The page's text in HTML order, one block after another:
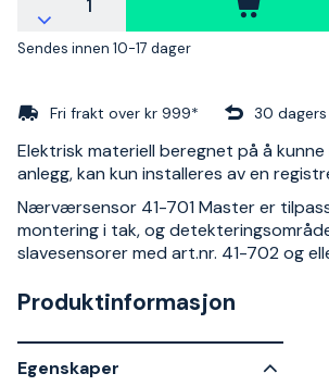
Sendes innen 10-17 dager
Fri frakt over kr 999* 30
Elektrisk materiell beregnet på å
anlegg, kan kun installeres av en
Nærværsensor 41-701 Master er
montering i tak, og
slavesensorer med art.nr. 41-702 og
Produktinformasjon
Egenskaper